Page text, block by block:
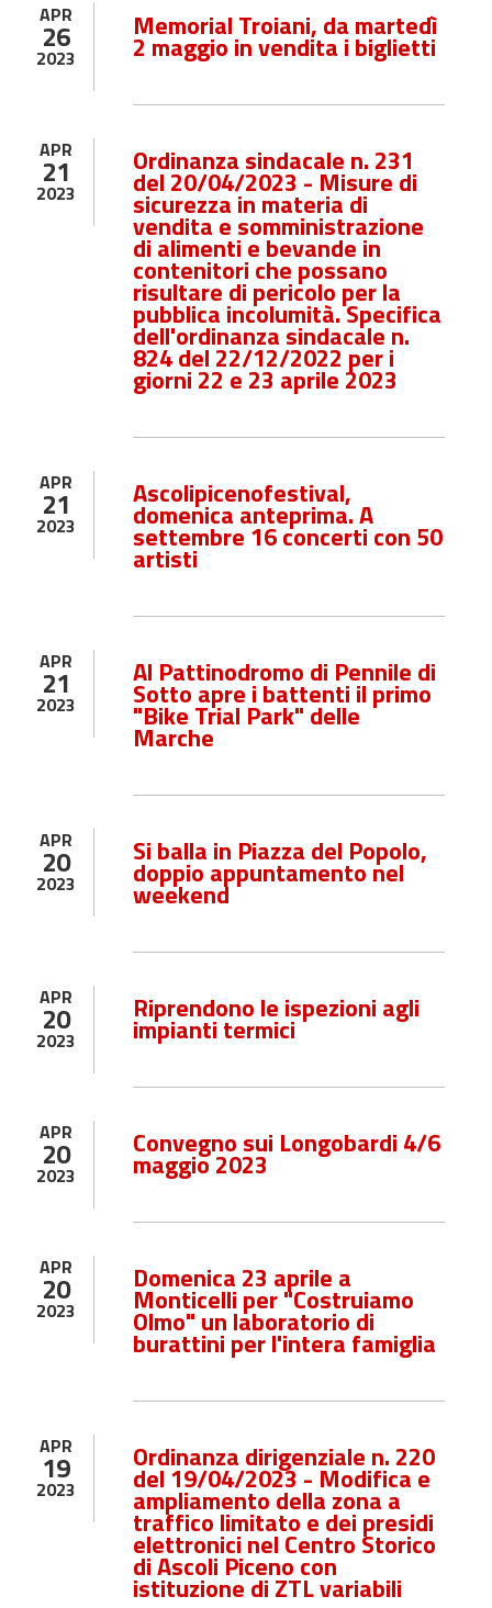
APR
26
2023
Memorial Troiani, da martedì
2 maggio in vendita i biglietti
APR
21
2023
Ordinanza sindacale n. 231
del 20/04/2023 - Misure di
sicurezza in materia di
vendita e somministrazione
di alimenti e bevande in
contenitori che possano
risultare di pericolo per la
pubblica incolumità. Specifica
dell'ordinanza sindacale n.
824 del 22/12/2022 per i
giorni 22 e 23 aprile 2023
APR
21
2023
Ascolipicenofestival,
domenica anteprima. A
settembre 16 concerti con 50
artisti
APR
21
2023
Al Pattinodromo di Pennile di
Sotto apre i battenti il primo
"Bike Trial Park" delle
Marche
APR
20
2023
Si balla in Piazza del Popolo,
doppio appuntamento nel
weekend
APR
20
2023
Riprendono le ispezioni agli
impianti termici
APR
20
2023
Convegno sui Longobardi 4/6
maggio 2023
APR
20
2023
Domenica 23 aprile a
Monticelli per "Costruiamo
Olmo" un laboratorio di
burattini per l'intera famiglia
APR
19
2023
Ordinanza dirigenziale n. 220
del 19/04/2023 - Modifica e
ampliamento della zona a
traffico limitato e dei presidi
elettronici nel Centro Storico
di Ascoli Piceno con
istituzione di ZTL variabili